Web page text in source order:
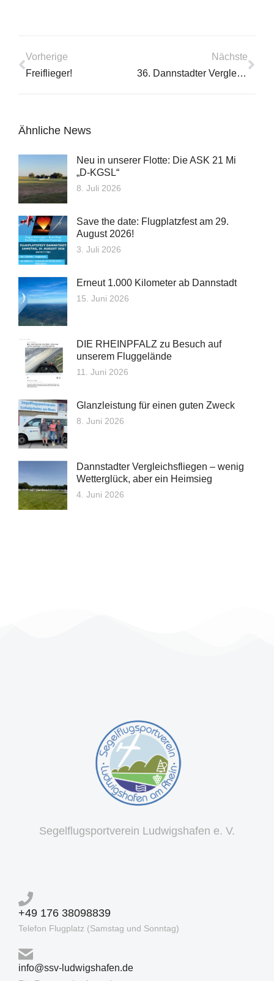
Vorherige
Freiflieger!
Nächste
36. Dannstadter Vergleichsfliegen
Ähnliche News
Neu in unserer Flotte: Die ASK 21 Mi
„D‑KGSL“
8. Juli 2026
Save the date: Flugplatzfest am 29.
August 2026!
3. Juli 2026
Erneut 1.000 Kilometer ab Dannstadt
15. Juni 2026
DIE RHEINPFALZ zu Besuch auf
unserem Fluggelände
11. Juni 2026
Glanzleistung für einen guten Zweck
8. Juni 2026
Dannstadter Vergleichsfliegen – wenig
Wetterglück, aber ein Heimsieg
4. Juni 2026
Segelflugsportverein Ludwigshafen e. V.
+49 176 38098839
Telefon Flugplatz (Samstag und Sonntag)
info@ssv-ludwigshafen.de